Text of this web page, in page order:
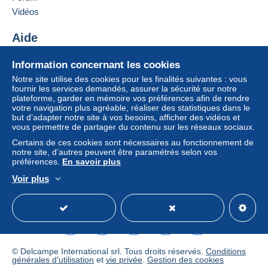
Si les conditions de vente du vendeur comportent
considérer comme nulles et non avenues. Les
que définies dans lesconditions d’utilisation
les seules applicables.
Les achats doivent être payés dans les14 jours
suivant la réception du décompte final de la part du
vendeur.
International Buyers: These are the shipping
charges within Germany. Please ask for shipping
charges to your country BEFORE bidding/buying.
Thanks!
Versandkosten für Deutschland:
Deutschlands:
Information concernant les cookies
Notre site utilise des cookies pour les finalités suivantes : vous
fournir les services demandés, assurer la sécurité sur notre
plateforme, garder en mémoire vos préférences afin de rendre
votre navigation plus agréable, réaliser des statistiques dans le
but d’adapter notre site à vos besoins, afficher des vidéos et
vous permettre de partager du contenu sur les réseaux sociaux.
Certains de ces cookies sont nécessaires au fonctionnement de
notre site, d’autres peuvent être paramétrés selon vos
préférences. En savoir plus
Voir plus
Vidéos
Aide
Acheter sur Delcampe
Vendre sur Delcampe
Un site sécurisé
© Delcampe International srl. Tous droits réservés. Conditions
générales d'utilisation et vie privée Gestion des cookies